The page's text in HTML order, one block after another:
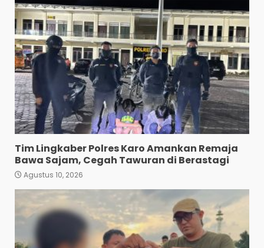
Tim Lingkaber Polres Karo Amankan Remaja
Bawa Sajam, Cegah Tawuran di Berastagi
Agustus 10, 2026
3
Terlibat Jual Beli Sabu,
Pasukan Tempur Geng
Motor GPS Disergap
Satnarkoba Polrestabes
Medan.